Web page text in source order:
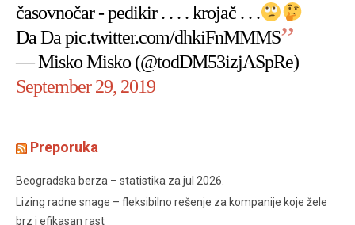
časovnočar - pedikir . . . . krojač . . .
Da Dapic.twitter.com/dhkiFnMMMS
— Misko Misko (@todDM53izjASpRe)
September 29, 2019
Preporuka
Beogradska berza – statistika za jul 2026.
Lizing radne snage – fleksibilno rešenje za kompanije koje žele
brz i efikasan rast